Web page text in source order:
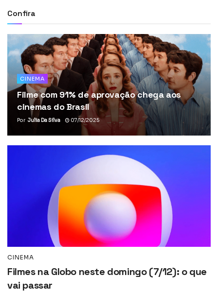
Confira
CINEMA
Filme com 91% de aprovação chega aos
cinemas do Brasil
Por Julia Da Silva 07/12/2025
CINEMA
Filmes na Globo neste domingo (7/12): o que
vai passar